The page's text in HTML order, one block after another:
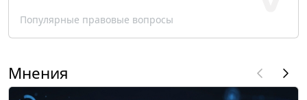
Популярные правовые вопросы
Мнения